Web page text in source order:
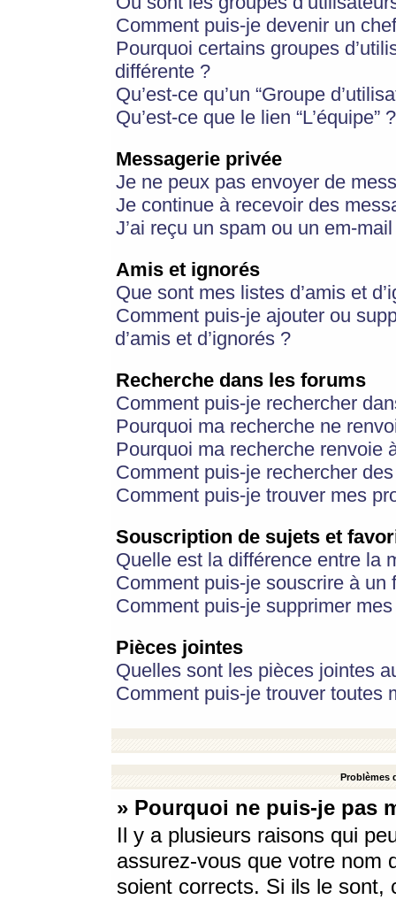
Comment puis-je devenir un
Pourquoi certains groupes
différente ?
Qu’est-ce qu’un “Groupe
Qu’est-ce que le lien “L’équipe” ?
Messagerie privée
Je ne peux pas envoyer de
Je continue à recevoir des
J’ai reçu un spam ou un em-
Amis et ignorés
Que sont mes listes d’amis et
Comment puis-je ajouter ou
d’amis et d’ignorés ?
Recherche dans les forums
Comment puis-je rechercher
Pourquoi ma recherche ne
Pourquoi ma recherche renvoie
Comment puis-je rechercher
Comment puis-je trouver mes
Souscription de sujets et
Quelle est la différence entre la
Comment puis-je souscrire à
Comment puis-je supprimer
Pièces jointes
Quelles sont les pièces jointes
Comment puis-je trouver toutes
Problèmes
» Pourquoi ne puis-je pas
Il y a plusieurs raisons qui
assurez-vous que votre nom
soient corrects. Si ils le sont,